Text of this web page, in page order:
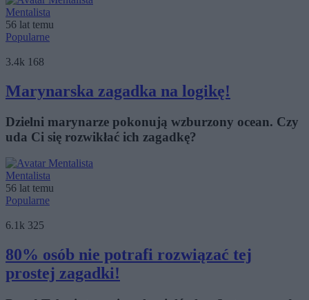
Mentalista
56 lat temu
Popularne
3.4k 168
Marynarska zagadka na logikę!
Dzielni marynarze pokonują wzburzony ocean. Czy
uda Ci się rozwikłać ich zagadkę?
Mentalista
56 lat temu
Popularne
6.1k 325
80% osób nie potrafi rozwiązać tej
prostej zagadki!